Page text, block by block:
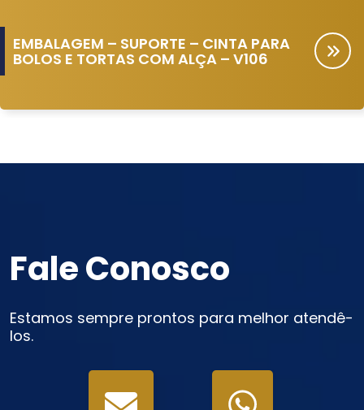
EMBALAGEM – SUPORTE – CINTA PARA
BOLOS E TORTAS COM ALÇA – V106
Fale Conosco
Estamos sempre prontos para melhor atendê-
los.